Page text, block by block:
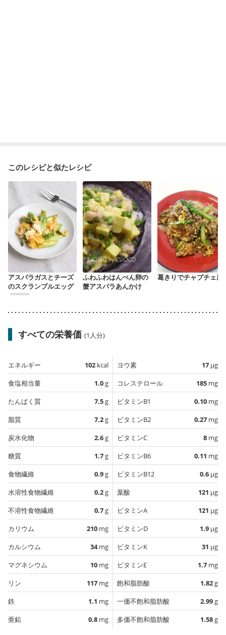
このレシピと似たレシピ
アスパラガスとチーズ
のスクランブルエッグ
ふわふわはんぺん卵の
蟹アスパラあんかけ
葛きりでチャプチェ風
すべての栄養価 (1人分)
エネルギー 102 kcal
食塩相当量
1.0g
たんぱく質
7.5g
脂質
7.2g
炭水化物
2.6g
糖質
1.7g
食物繊維
0.9g
水溶性食物繊維
0.2g
不溶性食物繊維
0.7g
カリウム
210 mg
カルシウム
34mg
マグネシウム
10 mg
リン
117 mg
鉄
1.1 mg
亜鉛
0.8 mg
ヨウ素 17 µg
コレステロール
185 mg
ビタミンB1
0.10 mg
ビタミンB2
0.27 mg
ビタミンC
8 mg
ビタミンB6
0.11 mg
ビタミンB12
0.6 µg
葉酸
121 µg
ビタミンA
121 µg
ビタミンD
1.9 µg
ビタミンK
31 µg
ビタミンE
1.7 mg
飽和脂肪酸
1.82g
一価不飽和脂肪酸
2.99g
多価不飽和脂肪酸
1.58g